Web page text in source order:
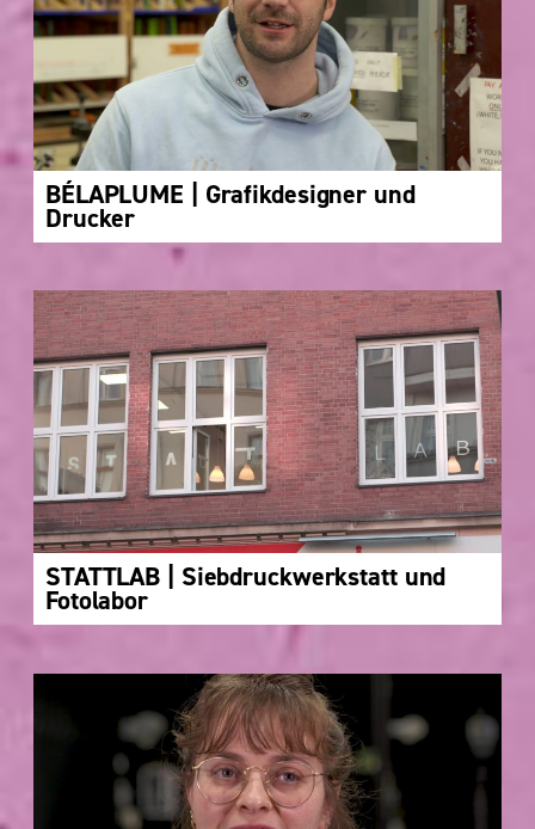
BÉLAPLUME | Grafikdesigner und
Drucker
STATTLAB | Siebdruckwerkstatt und
Fotolabor